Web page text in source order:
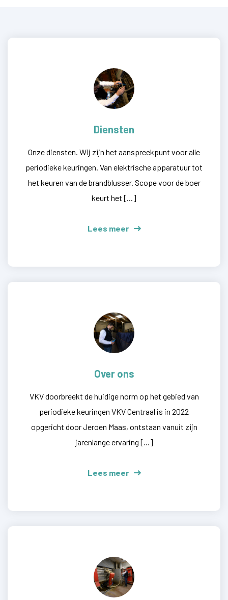
Diensten
Onze diensten. Wij zijn het aanspreekpunt voor alle
periodieke keuringen. Van elektrische apparatuur tot
het keuren van de brandblusser. Scope voor de boer
keurt het [...]
Lees meer
Over ons
VKV doorbreekt de huidige norm op het gebied van
periodieke keuringen VKV Centraal is in 2022
opgericht door Jeroen Maas, ontstaan vanuit zijn
jarenlange ervaring [...]
Lees meer